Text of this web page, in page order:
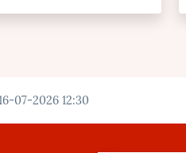
07-2026 12:30